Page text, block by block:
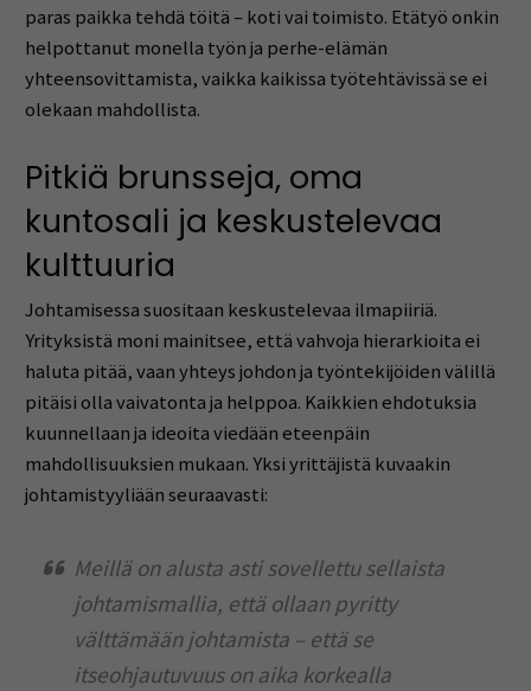
paras paikka tehdä töitä – koti vai toimisto. Etätyö onkin
helpottanut monella työn ja perhe-elämän
yhteensovittamista, vaikka kaikissa työtehtävissä se ei
olekaan mahdollista.
Pitkiä brunsseja, oma
kuntosali ja keskustelevaa
kulttuuria
Johtamisessa suositaan keskustelevaa ilmapiiriä.
Yrityksistä moni mainitsee, että vahvoja hierarkioita ei
haluta pitää, vaan yhteys johdon ja työntekijöiden välillä
pitäisi olla vaivatonta ja helppoa. Kaikkien ehdotuksia
kuunnellaan ja ideoita viedään eteenpäin
mahdollisuuksien mukaan. Yksi yrittäjistä kuvaakin
johtamistyyliään seuraavasti:
Meillä on alusta asti sovellettu sellaista
johtamismallia, että ollaan pyritty
välttämään johtamista – että se
itseohjautuvuus on aika korkealla